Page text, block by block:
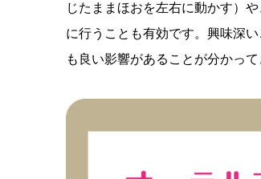
じたままほおを左右に動かす）
に行うことも有効です。興味深
も良い影響があることが分かって